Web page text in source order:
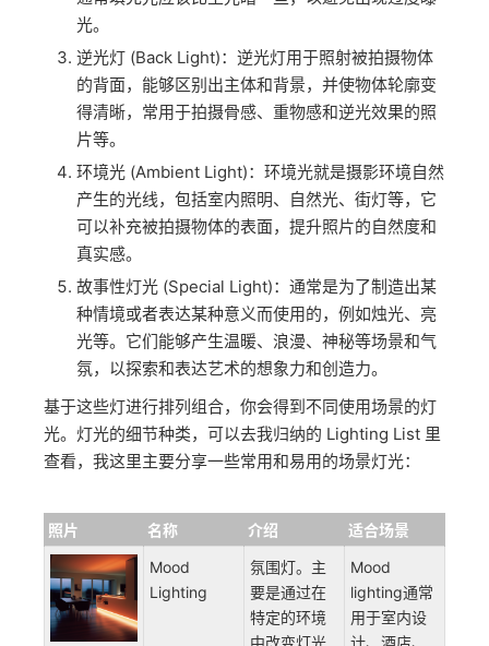
通常放置在被拍摄物体的正前方或正侧方，用于照
明主体，决定拍摄物体的主要明暗度。主灯通常是
亮度最高的灯光。
填光灯 (Fill Light)：填光灯用于弥补主灯照射的阴
影部分，调整阴影的深浅程度，使照片明亮一些。
通常填充光应该比主光暗一些，以避免出现过度曝
光。
逆光灯 (Back Light)：逆光灯用于照射被拍摄物体
的背面，能够区别出主体和背景，并使物体轮廓变
得清晰，常用于拍摄骨感、重物感和逆光效果的照
片等。
环境光 (Ambient Light)：环境光就是摄影环境自然
产生的光线，包括室内照明、自然光、街灯等，它
可以补充被拍摄物体的表面，提升照片的自然度和
真实感。
故事性灯光 (Special Light)：通常是为了制造出某
光等。它们能够产生温暖、浪漫、神秘等场景和气
氛，以探索和表达艺术的想象力和创造力。
基于这些灯进行排列组合，你会得到不同使用场景的灯
光。灯光的细节种类，可以去我归纳的 Lighting List 里
查看，我这里主要分享一些常用和易用的场景灯光：